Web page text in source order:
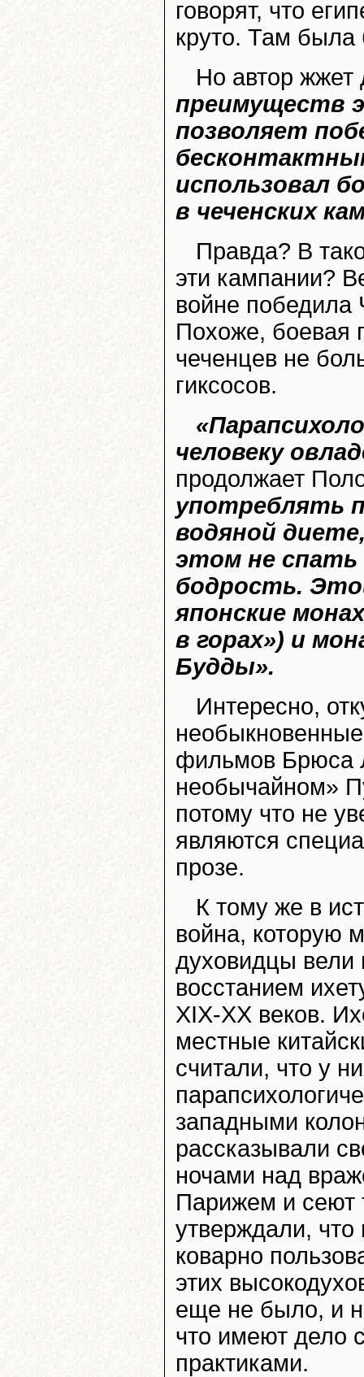
говорят, что
круто. Там была
Но автор
преимуществ
позволяет
использовал
в чеченских
Правда? В
эти кампании?
войне победила
Похоже, боевая
чеченцев не
гиксосов.
человеку
продолжает
употреблять
водяной
этом не спать
бодрость.
японские
в горах») и
Будды».
Интересно,
фильмов Брюса
необычайном»
потому что не
являются
прозе.
К тому же в
война, которую
духовидцы вели
восстанием
XIX-XX веков.
местные
считали, что у
западными
рассказывали
ночами над
Парижем и сеют
утверждали, что
коварно
этих
еще не было, и
что имеют дело
практиками.